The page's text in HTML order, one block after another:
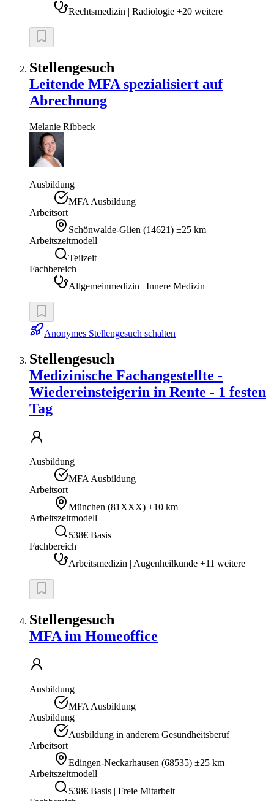
Rechtsmedizin | Radiologie +20 weitere
Stellengesuch
Leitende MFA spezialisiert auf
Abrechnung
Melanie Ribbeck
Ausbildung
MFA Ausbildung
Arbeitsort
Schönwalde-Glien (14621) ±25 km
Arbeitszeitmodell
Teilzeit
Fachbereich
Allgemeinmedizin | Innere Medizin
Anonymes Stellengesuch schalten
Stellengesuch
Medizinische Fachangestellte -
Wiedereinsteigerin in Rente - 1 festen
Tag
Ausbildung
MFA Ausbildung
Arbeitsort
München (81XXX) ±10 km
Arbeitszeitmodell
538€ Basis
Fachbereich
Arbeitsmedizin | Augenheilkunde +11 weitere
Stellengesuch
MFA im Homeoffice
Ausbildung
MFA Ausbildung
Ausbildung
Ausbildung in anderem Gesundheitsberuf
Arbeitsort
Edingen-Neckarhausen (68535) ±25 km
Arbeitszeitmodell
538€ Basis | Freie Mitarbeit